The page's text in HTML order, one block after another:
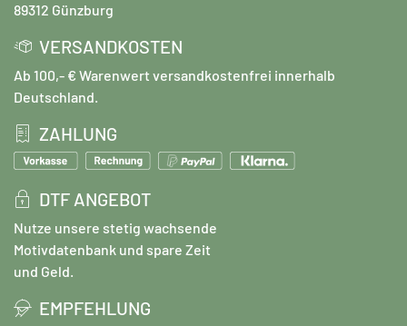
89312 Günzburg
VERSANDKOSTEN
Ab 100,- € Warenwert versandkostenfrei innerhalb
Deutschland.
ZAHLUNG
DTF ANGEBOT
Nutze unsere stetig wachsende
Motivdatenbank und spare Zeit
und Geld.
EMPFEHLUNG